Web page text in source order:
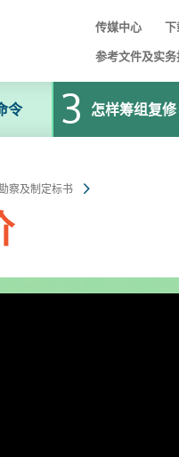
传媒中心 下
参考文件及实务
令 怎样筹组复修
察及制定标书